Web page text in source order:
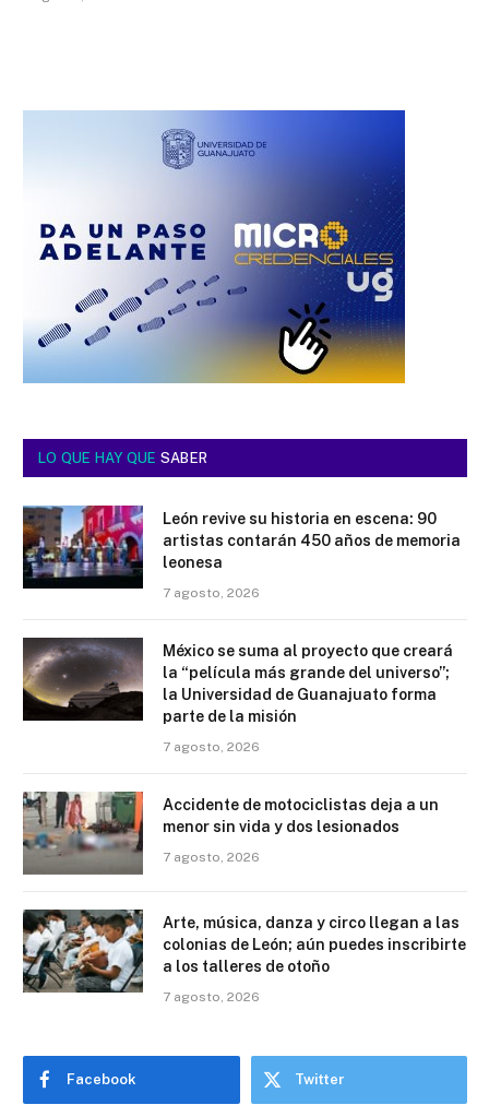
LO QUE HAY QUE SABER
León revive su historia en escena: 90
artistas contarán 450 años de memoria
leonesa
7 agosto, 2026
México se suma al proyecto que creará
la “película más grande del universo”;
la Universidad de Guanajuato forma
parte de la misión
7 agosto, 2026
Accidente de motociclistas deja a un
menor sin vida y dos lesionados
7 agosto, 2026
Arte, música, danza y circo llegan a las
colonias de León; aún puedes inscribirte
a los talleres de otoño
7 agosto, 2026
Facebook Twitter